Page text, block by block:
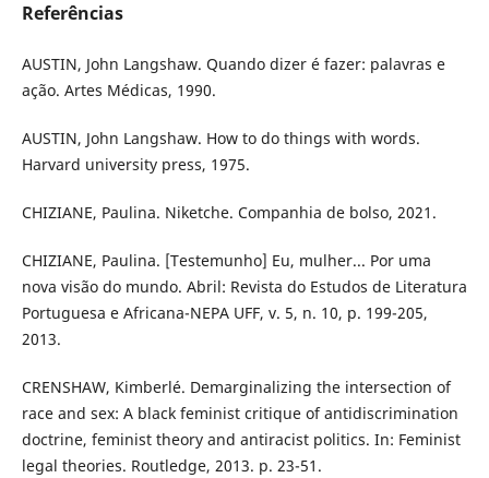
Referências
AUSTIN, John Langshaw. Quando dizer é fazer: palavras e
ação. Artes Médicas, 1990.
AUSTIN, John Langshaw. How to do things with words.
Harvard university press, 1975.
CHIZIANE, Paulina. Niketche. Companhia de bolso, 2021.
CHIZIANE, Paulina. [Testemunho] Eu, mulher... Por uma
nova visão do mundo. Abril: Revista do Estudos de Literatura
Portuguesa e Africana-NEPA UFF, v. 5, n. 10, p. 199-205,
2013.
CRENSHAW, Kimberlé. Demarginalizing the intersection of
race and sex: A black feminist critique of antidiscrimination
doctrine, feminist theory and antiracist politics. In: Feminist
legal theories. Routledge, 2013. p. 23-51.